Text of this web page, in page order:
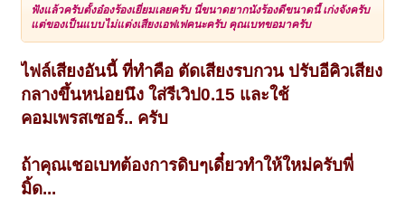
ฟังแล้วครับตั้งอ๋องร้องเยี่ยมเลยครับ นี่ขนาดยากนังร้องดีขนาดนี้ เก่งจังครับ
แต่ของเป็นแบบไม่แต่งเสียงเอฟเฟคนะครับ คุณเบทขอมาครับ
ไฟล์เสียงอันนี้ ที่ทำคือ ตัดเสียงรบกวน ปรับอีคิวเสียง
กลางขึ้นหน่อยนึง ใส่รีเวิป0.15 และใช้
คอมเพรสเซอร์.. ครับ
ถ้าคุณเชอเบทต้องการดิบๆเดี๋ยวทำให้ใหม่ครับพี่
มิ้ด...